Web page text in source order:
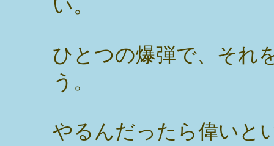
い。
ひとつの爆弾で、それ
う。
やるんだったら偉いと